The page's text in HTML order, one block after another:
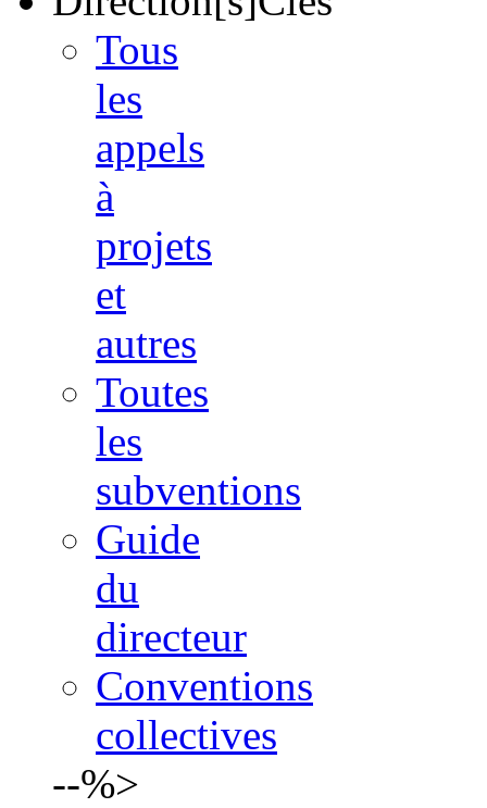
Tous
les
appels
à
projets
et
autres
Toutes
les
subventions
Guide
du
directeur
Conventions
collectives
--%>